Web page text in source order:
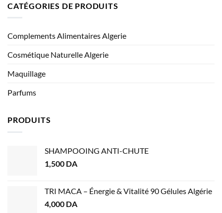
CATÉGORIES DE PRODUITS
Complements Alimentaires Algerie
Cosmétique Naturelle Algerie
Maquillage
Parfums
PRODUITS
SHAMPOOING ANTI-CHUTE
1,500 DA
TRI MACA – Énergie & Vitalité 90 Gélules Algérie
4,000 DA